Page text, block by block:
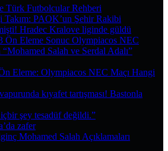
Türk Futbolcular Rehberi
Takım: PAOK’un Şehir Rakibi
Hradec Kralove liginde güldü
Ön Eleme Sonuc Olympiacos NEC
Salah ve Serdal Adalı”
Eleme: Olympiacos NEC Maçı Hangi
kıyafet tartışması! Bastonla
şey tesadüf değildi.”
zafer
Mohamed Salah Açıklamaları